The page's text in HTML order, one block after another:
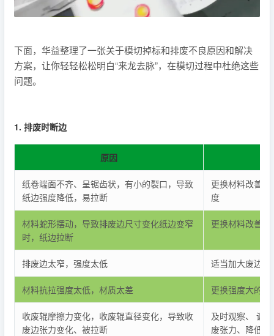
下面，华益整理了一张关于模切掉标和排废不良原因和解决
方案，让你轻轻松松明白“来龙去脉”，在模切过程中杜绝这些
问题。
1. 排废时断边
原因
纸卷端面不齐、呈锯齿状，有小的裂口，导致
纸边强度降低，易拉断
更换材料改善
度
材料蛇形摆动，导致排废边尺寸变化纸边变窄
时，纸边拉断
更换材料改善
排废边太窄，强度太低 适当加大废边
材料抗拉强度太低，材质太差 更换强度大的
收废辊摩擦力变化，收废辊直径变化，导致收
废边张力变化、被拉断
及时观察、 调
废张力、降低速